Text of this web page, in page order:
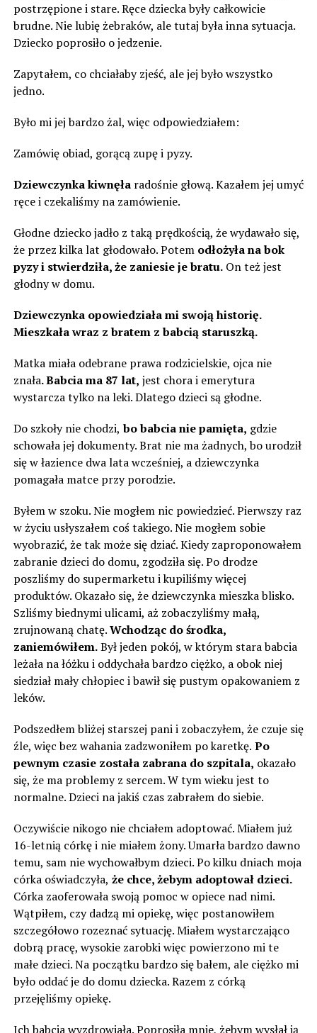
postrzępione i stare. Ręce dziecka były całkowicie
brudne. Nie lubię żebraków, ale tutaj była inna sytuacja.
Dziecko poprosiło o jedzenie.
Zapytałem, co chciałaby zjeść, ale jej było wszystko
jedno.
Było mi jej bardzo żal, więc odpowiedziałem:
Zamówię obiad, gorącą zupę i pyzy.
Dziewczynka kiwnęłaradośnie głową. Kazałem jej umyć
ręce i czekaliśmy na zamówienie.
Głodne dziecko jadło z taką prędkością, że wydawało się,
że przez kilka lat głodowało. Potem odłożyła na bok
pyzy i stwierdziła, że zaniesie je bratu.On też jest
głodny w domu.
Dziewczynka opowiedziała mi swoją historię.
Mieszkała wraz z bratem z babcią staruszką.
Matka miała odebrane prawa rodzicielskie, ojca nie
znała. Babcia ma 87 lat, jest chora i emerytura
wystarcza tylko na leki. Dlatego dzieci są głodne.
Do szkoły nie chodzi, bo babcia nie pamięta, gdzie
schowała jej dokumenty. Brat nie ma żadnych, bo urodził
się w łazience dwa lata wcześniej, a dziewczynka
pomagała matce przy porodzie.
Byłem w szoku. Nie mogłem nic powiedzieć. Pierwszy raz
w życiu usłyszałem coś takiego. Nie mogłem sobie
wyobrazić, że tak może się dziać. Kiedy zaproponowałem
zabranie dzieci do domu, zgodziła się. Po drodze
poszliśmy do supermarketu i kupiliśmy więcej
produktów. Okazało się, że dziewczynka mieszka blisko.
Szliśmy biednymi ulicami, aż zobaczyliśmy małą,
zrujnowaną chatę.Wchodząc do środka,
zaniemówiłem.Był jeden pokój, w którym stara babcia
leżała na łóżku i oddychała bardzo ciężko, a obok niej
siedział mały chłopiec i bawił się pustym opakowaniem z
leków.
Podszedłem bliżej starszej pani i zobaczyłem, że czuje się
źle, więc bez wahania zadzwoniłem po karetkę. Po
pewnym czasie została zabrana do szpitala, okazało
się, że ma problemy z sercem. W tym wieku jest to
normalne. Dzieci na jakiś czas zabrałem do siebie.
Oczywiście nikogo nie chciałem adoptować. Miałem już
16-letnią córkę i nie miałem żony. Umarła bardzo dawno
temu, sam nie wychowałbym dzieci. Po kilku dniach moja
córka oświadczyła, że chce, żebym adoptował dzieci.
Córka zaoferowała swoją pomoc w opiece nad nimi.
Wątpiłem, czy dadzą mi opiekę, więc postanowiłem
szczegółowo rozeznać sytuację. Miałem wystarczająco
dobrą pracę, wysokie zarobki więc powierzono mi te
małe dzieci. Na początku bardzo się bałem, ale ciężko mi
było oddać je do domu dziecka. Razem z córką
przejęliśmy opiekę.
Ich babcia wyzdrowiała. Poprosiła mnie, żebym wysłał ją